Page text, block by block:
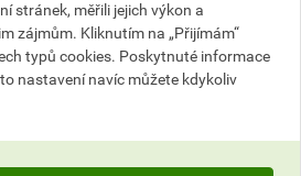
bez DPH
Kč za ks
stránek, měřili jejich výkon a
zájmům. Kliknutím na „Přijímám“
typů cookies. Poskytnuté informace
nastavení navíc můžete kdykoliv